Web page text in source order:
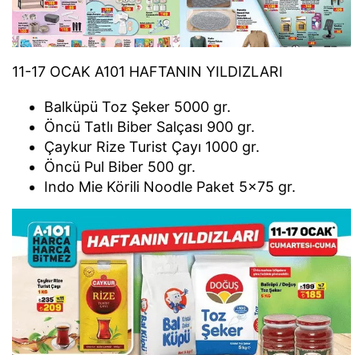
11-17 OCAK A101 HAFTANIN YILDIZLARI
Balküpü Toz Şeker 5000 gr.
Öncü Tatlı Biber Salçası 900 gr.
Çaykur Rize Turist Çayı 1000 gr.
Öncü Pul Biber 500 gr.
Indo Mie Körili Noodle Paket 5x75 gr.